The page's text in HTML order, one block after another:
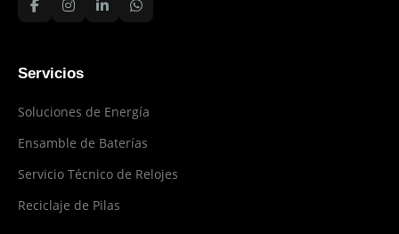
Servicios
Soluciones de Energía
Ensamble de Baterías
Servicio Técnico de Relojes
Reciclaje de Pilas